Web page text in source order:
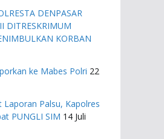
DENPASAR
DITRESKRIMUM
KORBAN
ke Mabes Polri 22
Palsu, Kapolres
PUNGLI SIM 14 Juli